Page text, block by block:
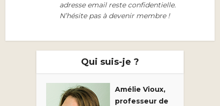
adresse email reste confidentielle.
N’hésite pas à devenir membre !
Qui suis-je ?
Amélie Vioux,
professeur de